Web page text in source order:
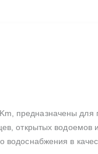
предназначены для
открытых водоемов
водоснабжения в